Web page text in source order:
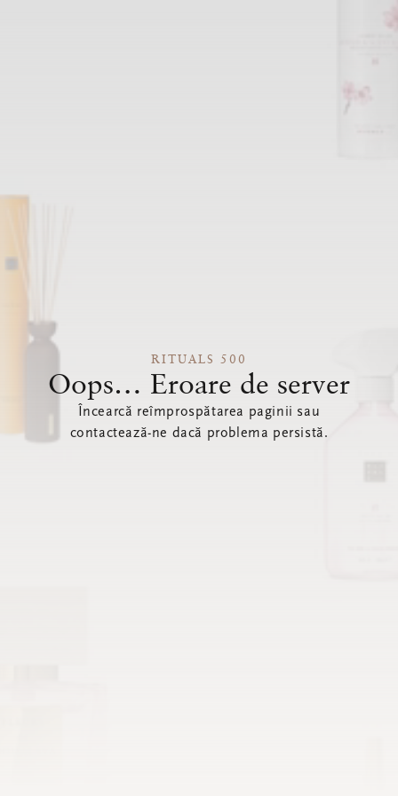
RITUALS 500
Oops… Eroare de server
Încearcă reîmprospătarea paginii sau
contactează-ne dacă problema persistă.